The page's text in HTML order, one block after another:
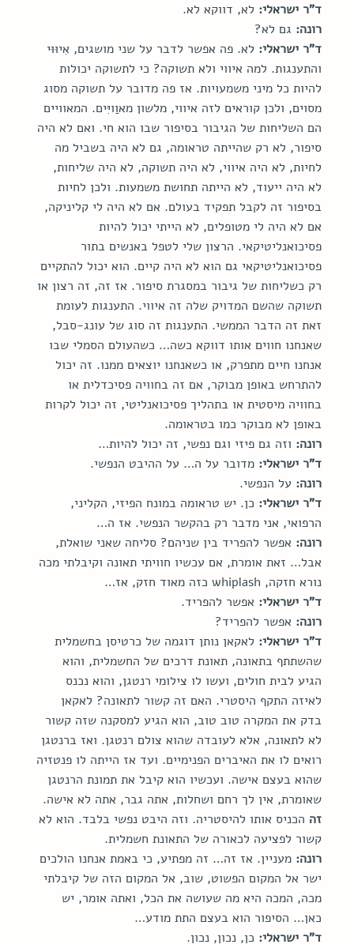
ד"ר ישראלי: לא, דווקא לא.
רונה: גם לא?
ד"ר ישראלי: לא. פה אפשר לדבר על שני מושגים, אִיוּוּי
והתענגות. למה איווי ולא תשוקה? כי לתשוקה יכולות
להיות כל מיני משמעויות. אז פה מדובר על תשוקה מסוג
מסוים, ולכן קוראים לזה איווי, מלשון מאוַויִּים. המאוויים
הם השליחות של הגיבור בסיפור שבו הוא חי. ואם לא היה
סיפור, לא רק שהייתה טראומה, גם לא היה בשביל מה
לחיות, לא היה איווי, לא היה תשוקה, לא היה שליחות,
לא היה ייעוד, לא הייתה תחושת משמעות. ולכן לחיות
בסיפור זה לקבל תפקיד בעולם. אם לא היה לי קליניקה,
אם לא היה לי מטופלים, לא הייתי יכול להיות
פסיכואנליטיקאי. הרצון שלי לטפל באנשים בתור
פסיכואנליטיקאי גם הוא לא היה קיים. הוא יכול להתקיים
רק כשליחות של גיבור במסגרת סיפור. אז זה, זה רצון או
תשוקה שהשם המדויק שלה זה איווי. התענגות לעומת
זאת זה הדבר הממשי. התענגות זה סוג של עונג-סבל,
שאנחנו חווים אותו דווקא כשה… כשהעולם הסמלי שבו
אנחנו חיים מתפרק, או כשאנחנו יוצאים ממנו. זה יכול
להתרחש באופן מבוקר, אם זה בחוויה פסיכדלית או
בחוויה מיסטית או בתהליך פסיכואנליטי, זה יכול לקרות
באופן לא מבוקר כמו בטראומה.
רונה: וזה גם פיזי וגם נפשי, זה יכול להיות…
ד"ר ישראלי: מדובר על ה… על ההיבט הנפשי.
רונה: על הנפשי.
ד"ר ישראלי: כן. יש טראומה במונח הפיזי, הקליני,
הרפואי, אני מדבר רק בהקשר הנפשי. אז ה…
רונה: אפשר להפריד בין שניהם? סליחה שאני שואלת,
אבל… זאת אומרת, אם עכשיו חוויתי תאונה וקיבלתי מכה
נורא חזקה, whiplash כזה מאוד חזק, אז…
ד"ר ישראלי: אפשר להפריד.
רונה: אפשר להפריד?
ד"ר ישראלי: לאקאן נותן דוגמה של כרטיסן בחשמלית
שהשתתף בתאונה, תאונת דרכים של החשמלית, והוא
הגיע לבית חולים, ועשו לו צילומי רנטגן, והוא נכנס
לאיזה התקף היסטרי. האם זה קשור לתאונה? לאקאן
בדק את המקרה טוב טוב, הוא הגיע למסקנה שזה קשור
לא לתאונה, אלא לעובדה שהוא צולם רנטגן. ואז ברנטגן
רואים לו את האיברים הפנימיים. ועד אז הייתה לו פנטזיה
שהוא בעצם אישה. ועכשיו הוא קיבל את תמונת הרנטגן
שאומרת, אין לך רחם ושחלות, אתה גבר, אתה לא אישה.
זה הכניס אותו להיסטריה. וזה היבט נפשי בלבד. הוא לא
קשור לפציעה לכאורה של התאונת חשמלית.
רונה: מעניין. אז זה… זה מפתיע, כי באמת אנחנו הולכים
ישר אל המקום הפשוט, שוב, אל המקום הזה של קיבלתי
מכה, המכה היא מה שעושה את הכל, ואתה אומר, יש
כאן… הסיפור הוא בעצם התת מודע…
ד"ר ישראלי: כן, נכון, נכון.